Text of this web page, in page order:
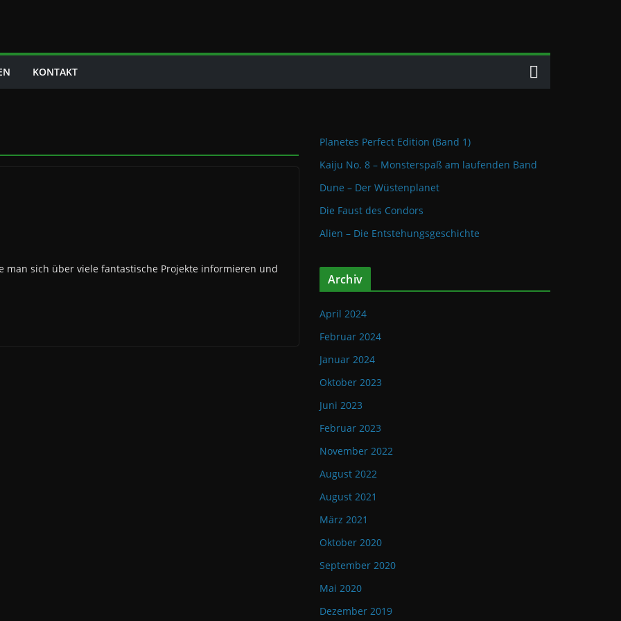
KONTAKT
man sich über viele fantastische Projekte informieren und
Planetes Perfect Edition (Band 1)
Kaiju No. 8 – Monsterspaß am laufenden Band
Dune – Der Wüstenplanet
Die Faust des Condors
Alien – Die Entstehungsgeschichte
Archiv
April 2024
Februar 2024
Januar 2024
Oktober 2023
Juni 2023
Februar 2023
November 2022
August 2022
August 2021
März 2021
Oktober 2020
September 2020
Mai 2020
Dezember 2019